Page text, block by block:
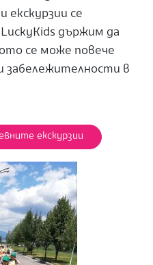
екскурзии се
държим да
се може повече
забележителности в
екскурзии